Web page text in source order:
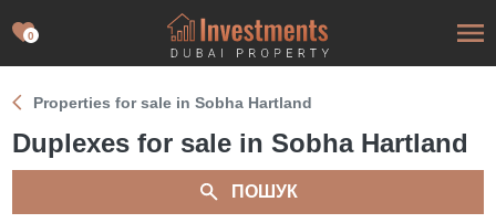
0
Properties for sale in Sobha Hartland
Duplexes for sale in Sobha Hartland
ПОШУК